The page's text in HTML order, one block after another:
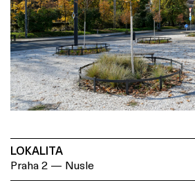
LOKALITA
Praha 2 — Nusle